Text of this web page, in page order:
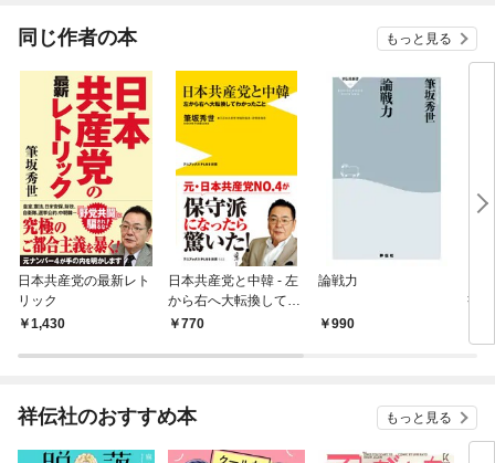
同じ作者の本 もっと見る
日本共産党の最新レト
リック
1,430
日本共産党と中韓 - 左
から右へ大転換してわ
かったこと -
770
論戦力
990
書）
祥伝社のおすすめ本 もっと見る